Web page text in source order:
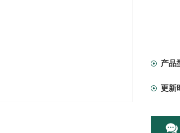
产品
更新